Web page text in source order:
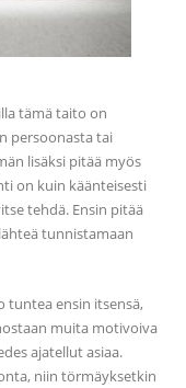
tämä taito on
persoonasta tai
lisäksi pitää myös
on kuin käänteisesti
tehdä. Ensin pitää
tunnistamaan
tuntea ensin itsensä,
muita motivoiva
ajatellut asiaa.
niin törmäyksetkin